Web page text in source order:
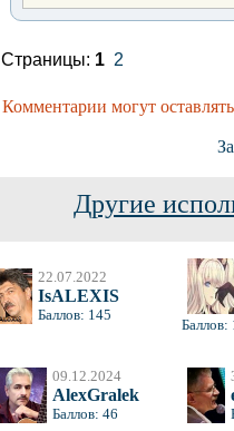
Страницы: 1 2
Комментарии могут
Другие
22.07.2022
IsALEXIS
Баллов: 145
Баллов:
09.12.2024
AlexGralek
Баллов: 46